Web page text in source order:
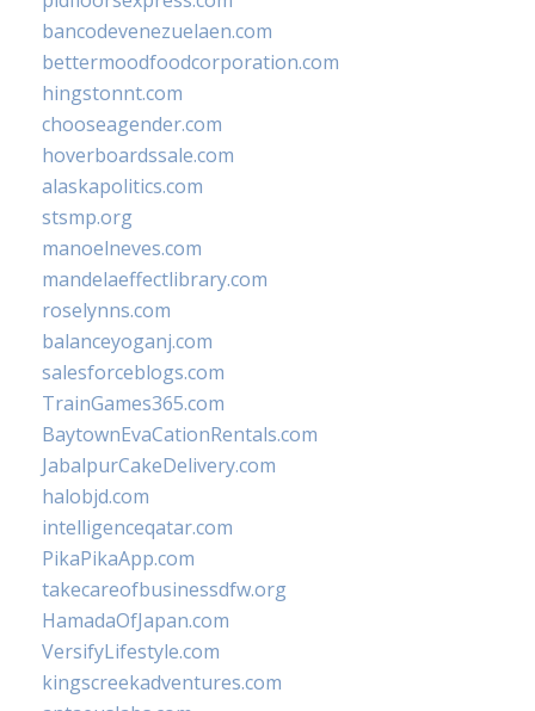
bancodevenezuelaen.com
bettermoodfoodcorporation.com
hingstonnt.com
chooseagender.com
hoverboardssale.com
alaskapolitics.com
stsmp.org
manoelneves.com
mandelaeffectlibrary.com
roselynns.com
balanceyoganj.com
salesforceblogs.com
TrainGames365.com
BaytownEvaCationRentals.com
JabalpurCakeDelivery.com
halobjd.com
intelligenceqatar.com
PikaPikaApp.com
takecareofbusinessdfw.org
HamadaOfJapan.com
VersifyLifestyle.com
kingscreekadventures.com